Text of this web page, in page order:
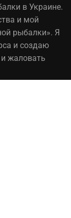
в Украине.
и мой
рыбалки». Я
и создаю
жаловать